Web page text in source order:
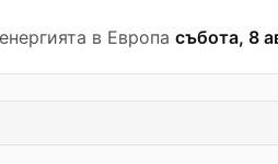
в Европа събота, 8